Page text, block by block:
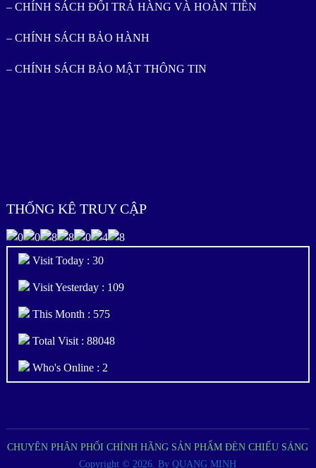
– CHÍNH SÁCH ĐỔI TRẢ HÀNG VÀ HOÀN TIỀN
– CHÍNH SÁCH BẢO HÀNH
– CHÍNH SÁCH BẢO MẬT THÔNG TIN
THỐNG KÊ TRUY CẬP
Visit Today : 30
Visit Yesterday : 109
This Month : 575
Total Visit : 88048
Who's Online : 2
CHUYÊN PHÂN PHỐI CHÍNH HÃNG SẢN PHẨM ĐÈN CHIẾU SÁNG
Copyright © 2026. By QUANG MINH